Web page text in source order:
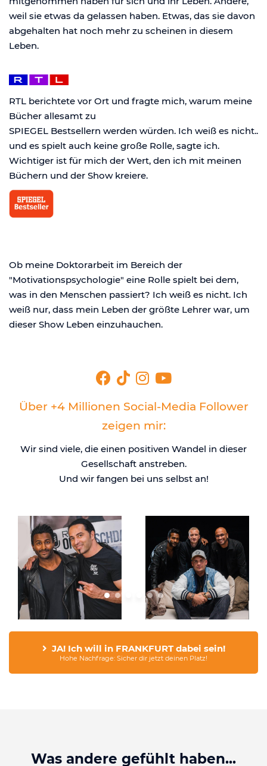
weil sie etwas da gelassen haben. Etwas, das sie davon
abgehalten hat noch mehr zu scheinen in diesem
Leben.
RTL berichtete vor Ort und fragte mich, warum meine
Bücher allesamt zu
SPIEGEL Bestsellern werden würden. Ich weiß es nicht..
und es spielt auch keine große Rolle, sagte ich.
Wichtiger ist für mich der Wert, den ich mit meinen
Büchern und der Show kreiere.
Ob meine Doktorarbeit im Bereich der
"Motivationspsychologie" eine Rolle spielt bei dem,
was in den Menschen passiert? Ich weiß es nicht. Ich
weiß nur, dass mein Leben der größte Lehrer war, um
dieser Show Leben einzuhauchen.
Über +4 Millionen Social-Media Follower
zeigen mir:
Wir sind viele, die einen positiven Wandel in dieser
Gesellschaft anstreben.
Und wir fangen bei uns selbst an!
JA! Ich will in FRANKFURT dabei sein!
Hohe Nachfrage: Sicher dir jetzt deinen Platz!
Was andere gefühlt haben...